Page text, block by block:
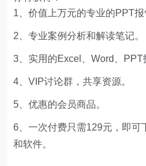
1、价值上万元的专业的PPT报
2、专业案例分析和解读笔记。
3、实用的Excel、Word、PPT
4、VIP讨论群，共享资源。
5、优惠的会员商品。
6、一次付费只需129元，即可
和软件。